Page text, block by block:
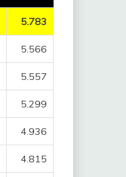
5.783
5.566
5.557
5.299
4.936
4.815